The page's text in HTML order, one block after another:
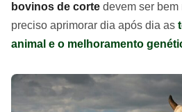
bovinos de corte devem ser bem
preciso aprimorar dia após dia as
animal e o melhoramento